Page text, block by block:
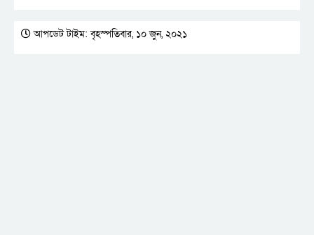
আপডেট টাইম: বৃহস্পতিবার, ১০ জুন, ২০২১